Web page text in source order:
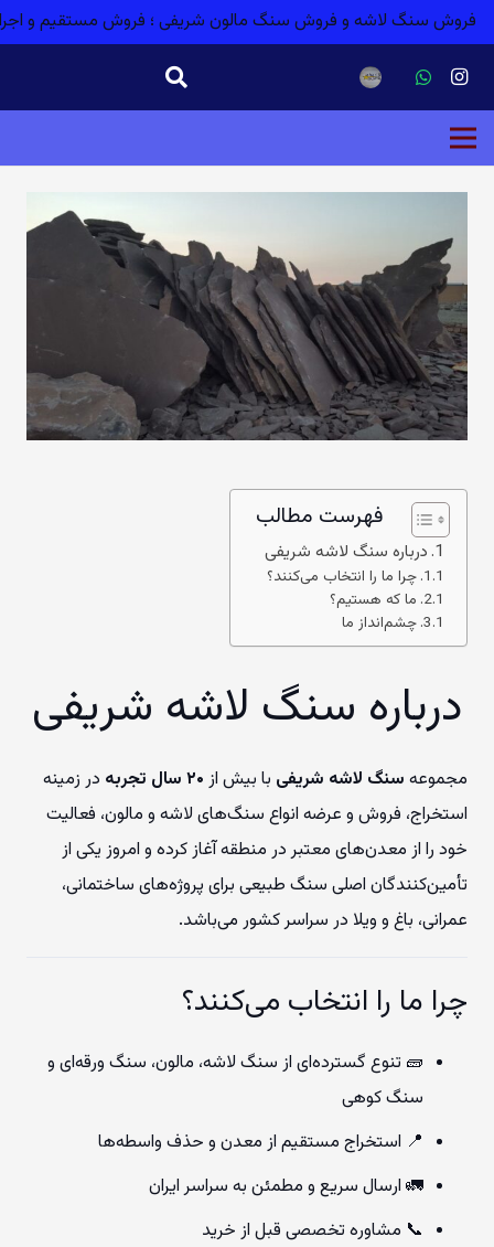
فروش سنگ لاشه و فروش سنگ مالون شریفی ؛ فروش مستقیم و
فهرست مطالب
درباره سنگ لاشه شریفی
چرا ما را انتخاب می‌کنند؟
ما که هستیم؟
چشم‌انداز ما
درباره سنگ لاشه شریفی
مجموعه سنگ لاشه شریفی با بیش از ۲۰ سال تجربه
در زمینه
استخراج، فروش و عرضه انواع سنگ‌های لاشه و مالون، فعالیت
خود را از معدن‌های معتبر در منطقه آغاز کرده و امروز یکی از
تأمین‌کنندگان اصلی سنگ طبیعی برای پروژه‌های ساختمانی،
عمرانی، باغ و ویلا در سراسر کشور می‌باشد.
چرا ما را انتخاب می‌کنند؟
🧱 تنوع گسترده‌ای از سنگ لاشه، مالون، سنگ ورقه‌ای و
سنگ کوهی
📍 استخراج مستقیم از معدن و حذف واسطه‌ها
🚛 ارسال سریع و مطمئن به سراسر ایران
📞 مشاوره تخصصی قبل از خرید